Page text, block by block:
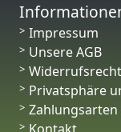
Impressum
Unsere AGB
Privatsphäre
Zahlungsarten